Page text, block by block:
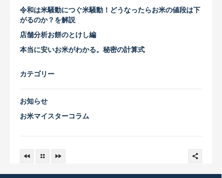
令和は米騒動につぐ米騒動！どうなったらお米の値段は下
がるのか？を解説
店舗分析お餅のとけし編
本当に安いお米がわかる。秘密の計算式
カテゴリー
お知らせ
お米マイスターコラム